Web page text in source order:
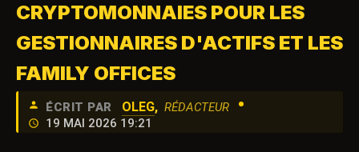
CRYPTOMONNAIES POUR LES
GESTIONNAIRES D'ACTIFS ET LES
FAMILY OFFICES
ÉCRIT PAR OLEG, RÉDACTEUR •
19 MAI 2026 19:21